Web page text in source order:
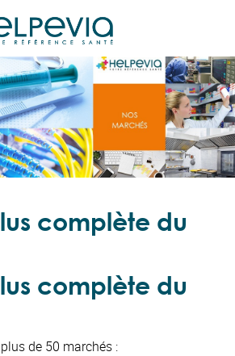
complète du
complète du
de 50 marchés :